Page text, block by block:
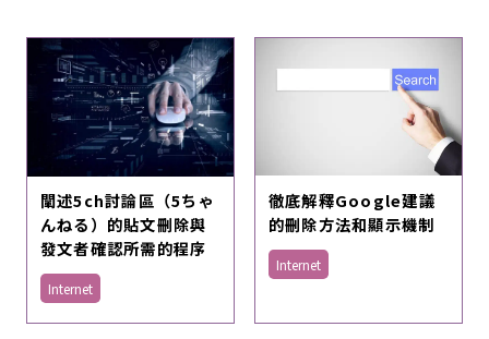
闡述5ch討論區（5ちゃ
んねる）的貼文刪除與
發文者確認所需的程序
Internet
徹底解釋Google建議
的刪除方法和顯示機制
Internet